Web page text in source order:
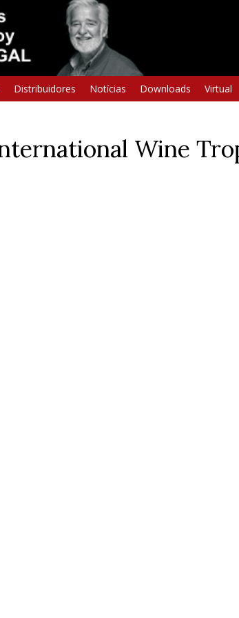
Distribuidores Notícias Downloads Virtual
Wine